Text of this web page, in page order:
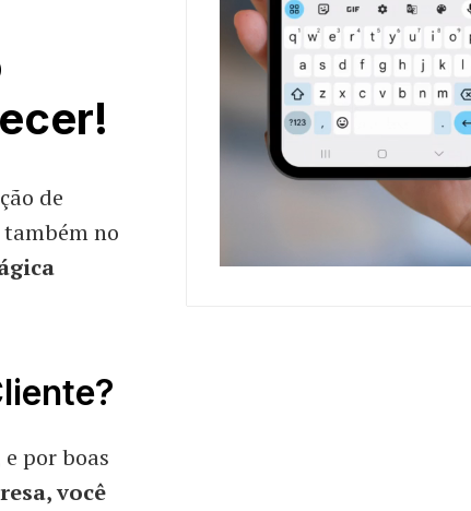
de
no
por boas
você